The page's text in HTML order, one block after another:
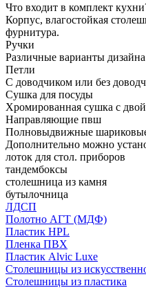
Что входит в комплект
Корпус, влагостойкая
фурнитура.
Ручки
Различные варианты
Петли
С доводчиком или без
Сушка для посуды
Хромированная сушка с
Направляющие пвш
Полновыдвижные
Дополнительно можно
лоток для стол. приборов
тандембоксы
столешница из камня
бутылочница
ЛДСП
Полотно АГТ (МДФ)
Пластик HPL
Пленка ПВХ
Пластик Alvic Luxe
Столешницы из
Столешницы из пластика